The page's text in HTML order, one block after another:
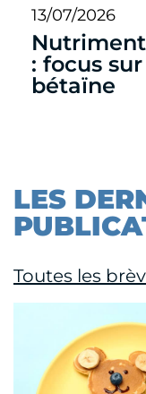
13/07/2026
: focus
bétaïne
LES
Toutes les